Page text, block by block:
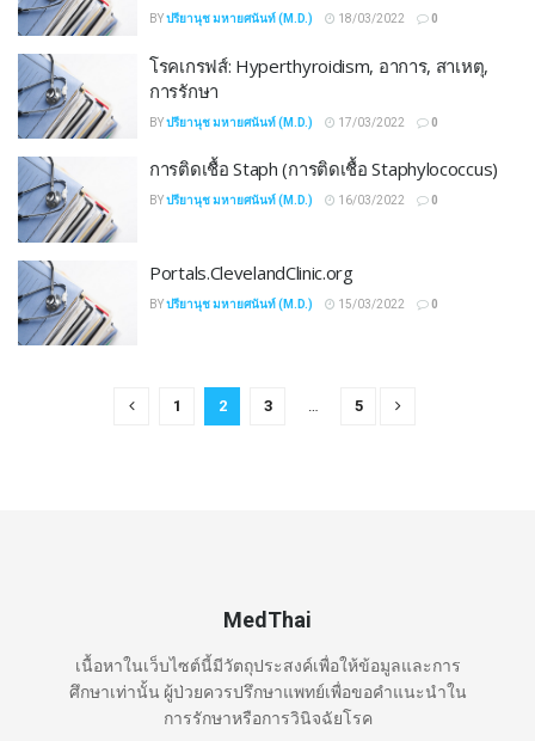
BYปรียานุช มหายศนันท์ (M.D.) 18/03/2022 0
โรคเกรฟส์: Hyperthyroidism, อาการ, สาเหตุ,
การรักษา
BYปรียานุช มหายศนันท์ (M.D.) 17/03/2022 0
การติดเชื้อ Staph (การติดเชื้อ Staphylococcus)
BYปรียานุช มหายศนันท์ (M.D.) 16/03/2022 0
Portals.ClevelandClinic.org
BYปรียานุช มหายศนันท์ (M.D.) 15/03/2022 0
1 2 3 … 5
MedThai
เนื้อหาในเว็บไซต์นี้มีวัตถุประสงค์เพื่อให้ข้อมูลและการ
ศึกษาเท่านั้น ผู้ป่วยควรปรึกษาแพทย์เพื่อขอคำแนะนำใน
การรักษาหรือการวินิจฉัยโรค